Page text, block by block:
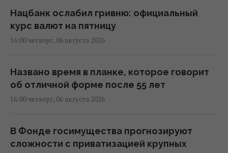
Нацбанк ослабил гривню: официальный
курс валют на пятницу
16:00 четверг, 06 августа 2026
Названо время в планке, которое говорит
об отличной форме после 55 лет
16:00 четверг, 06 августа 2026
В Фонде госимущества прогнозируют
сложности с приватизацией крупных